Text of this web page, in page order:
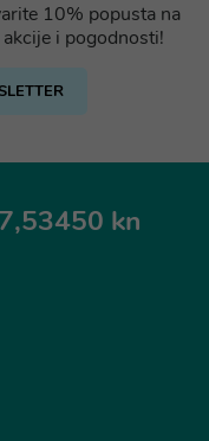
10% popusta na
i pogodnosti!
kn